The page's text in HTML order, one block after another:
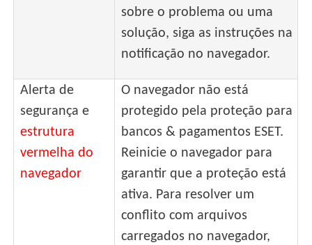
sobre o problema ou uma
solução, siga as instruções na
notificação no navegador.
Alerta de
segurança e
estrutura
vermelha do
navegador
O navegador não está
protegido pela proteção para
bancos & pagamentos ESET.
Reinicie o navegador para
garantir que a proteção está
ativa. Para resolver um
conflito com arquivos
carregados no navegador,